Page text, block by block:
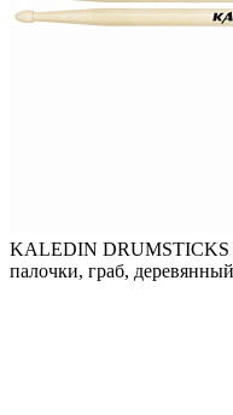
KALEDIN DRUMSTICKS
палочки, граб,